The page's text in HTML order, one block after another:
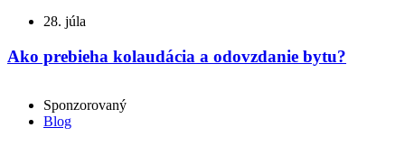
28. júla
Ako prebieha kolaudácia a odovzdanie bytu?
Sponzorovaný
Blog